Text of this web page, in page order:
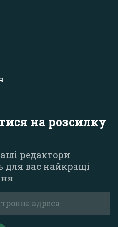
на розсилку
редактори
для вас найкращі